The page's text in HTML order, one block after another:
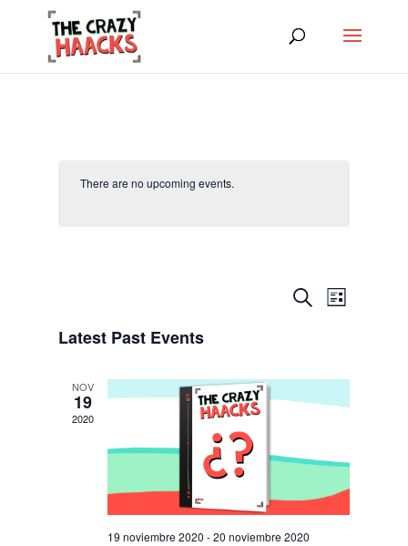
There are no upcoming events.
Events
Search
SearchEvent
Views
Lista
Latest Past Events
NOV
19
2020
19 noviembre 2020 -20 noviembre 2020